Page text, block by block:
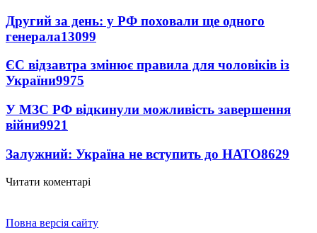
Другий за день: у РФ поховали ще одного
генерала13099
ЄС відзавтра змінює правила для чоловіків із
України9975
У МЗС РФ відкинули можливість завершення
війни9921
Залужний: Україна не вступить до НАТО8629
Читати коментарі
Повна версія сайту